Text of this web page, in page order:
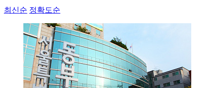
최신순 정확도순